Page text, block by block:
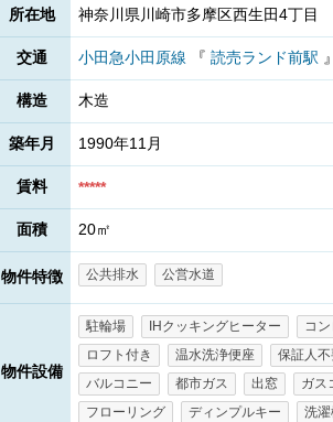
所在地 神奈川県川崎市多摩区西生田4丁目
交通 小田急小田原線 『 読売ランド前駅 』
構造 木造
築年月 1990年11月
賃料 *****
面積 20㎡
物件特徴 公共排水 公営水道
物件設備
駐輪場 IHクッキングヒーター コ
ロフト付き
温水洗浄便座 保証人
バルコニー
都市ガス 出窓 ガス
フローリング
ディンプルキー 洗